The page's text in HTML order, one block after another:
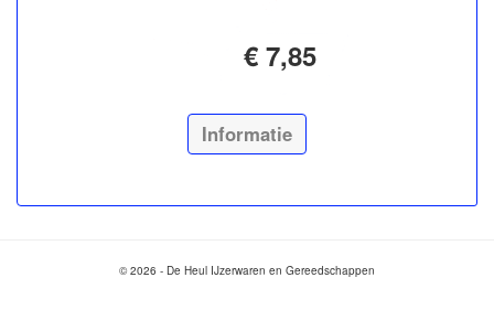
€ 7,85
Informatie
© 2026 - De Heul IJzerwaren en Gereedschappen